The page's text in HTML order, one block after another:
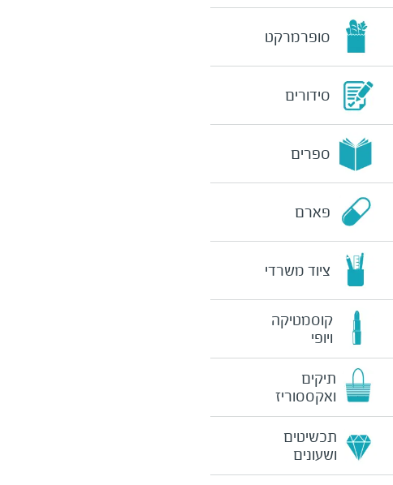
סופרמרקט
סידורים
ספרים
פארם
ציוד משרדי
קוסמטיקה
ויופי
תיקים
ואקססוריז
תכשיטים
ושעונים